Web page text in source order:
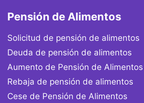
Pensión de Alimentos
Solicitud de pensión de alimentos
Deuda de pensión de alimentos
Aumento de Pensión de Alimentos
Rebaja de pensión de alimentos
Cese de Pensión de Alimentos